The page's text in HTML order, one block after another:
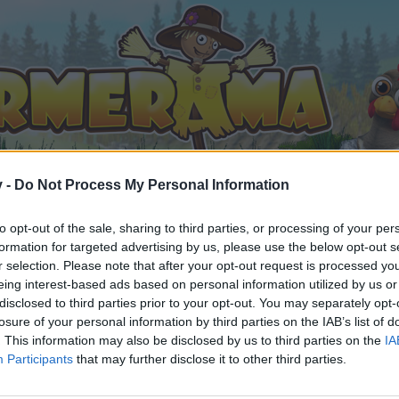
- Do Not Process My Personal Information
opt-out of the sale, sharing to third parties, or processing of your
for targeted advertising by us, please use the below opt-out
selection. Please note that after your opt-out request is processed
interest-based ads based on personal information utilized by us
to third parties prior to your opt-out. You may separately
of your personal information by third parties on the IAB’s list of
This information may also be disclosed by us to third parties on the
Participants that may further disclose it to other third parties.
(5)
gefällt
teilnehmen oder eigene Themen starten möchtest,